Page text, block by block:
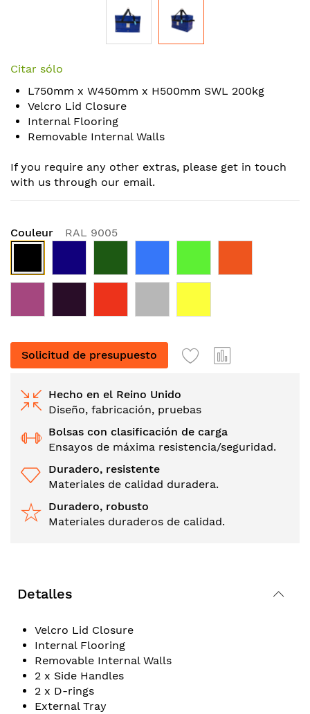
to
beginning
of
the
images
Citar sólo
L750mm x W450mm x H500mm SWL 200kg
Velcro Lid Closure
Internal Flooring
Removable Internal Walls
If you require any other extras, please get in touch
with us through our email.
Couleur RAL 9005
Solicitud de presupuesto
Hecho en el Reino Unido
Diseño, fabricación, pruebas
Bolsas con clasificación de carga
Ensayos de máxima resistencia/seguridad.
Duradero, resistente
Materiales de calidad duradera.
Duradero, robusto
Materiales duraderos de calidad.
Detalles
Velcro Lid Closure
Internal Flooring
Removable Internal Walls
2 x Side Handles
2 x D-rings
External Tray